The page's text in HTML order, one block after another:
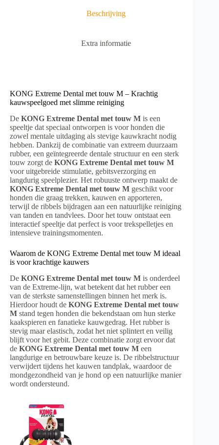
Beschrijving
Extra informatie
KONG Extreme Dental met touw M – Krachtig
kauwspeelgoed met slimme reiniging
De KONG Extreme Dental met touw M is een
speeltje dat speciaal ontworpen is voor honden die
zowel mentale uitdaging als stevige kauwkracht nodig
hebben. Dankzij de combinatie van extreem duurzaam
rubber, een geïntegreerde dentale structuur en een sterk
touw zorgt de KONG Extreme Dental met touw M
voor uitgebreide stimulatie, gebitsverzorging en
langdurig speelplezier. Het robuuste ontwerp maakt de
KONG Extreme Dental met touw M geschikt voor
honden die graag trekken, kauwen en apporteren,
terwijl de ribbels bijdragen aan een natuurlijke reiniging
van tanden en tandvlees. Door het touw ontstaat een
interactief speeltje dat perfect is voor trekspelletjes en
intensieve trainingsmomenten.
Waarom de KONG Extreme Dental met touw M ideaal
is voor krachtige kauwers
De KONG Extreme Dental met touw M is onderdeel
van de Extreme-lijn, wat betekent dat het rubber een
van de sterkste samenstellingen binnen het merk is.
Hierdoor houdt de KONG Extreme Dental met touw
M stand tegen honden die bekendstaan om hun sterke
kaakspieren en fanatieke kauwgedrag. Het rubber is
stevig maar elastisch, zodat het niet splintert en veilig
blijft voor het gebit. Deze combinatie zorgt ervoor dat
de KONG Extreme Dental met touw M een
langdurige en betrouwbare keuze is. De ribbelstructuur
verwijdert tijdens het kauwen tandplak, waardoor de
mondgezondheid van je hond op een natuurlijke manier
wordt ondersteund.